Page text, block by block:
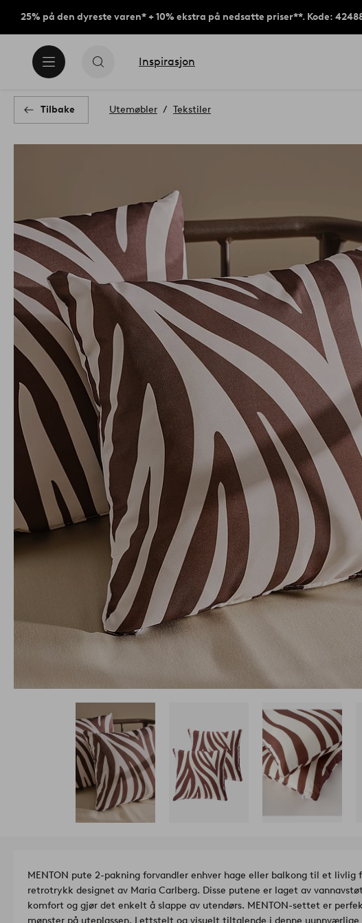
25% på den dyreste varen* + 10% ekstra på nedsatte priser**. Kode:
Inspirasjon
Tilbake Utemøbler Tekstiler
MENTON pute 2-pakning forvandler enhver hage eller balkong til et
retrotrykk designet av Maria Carlberg. Disse putene er laget av
komfort og gjør det enkelt å slappe av utendørs. MENTON-settet er
mønster på uteplassen. Lettstelt og visuelt tiltalende i denne uunnværlige